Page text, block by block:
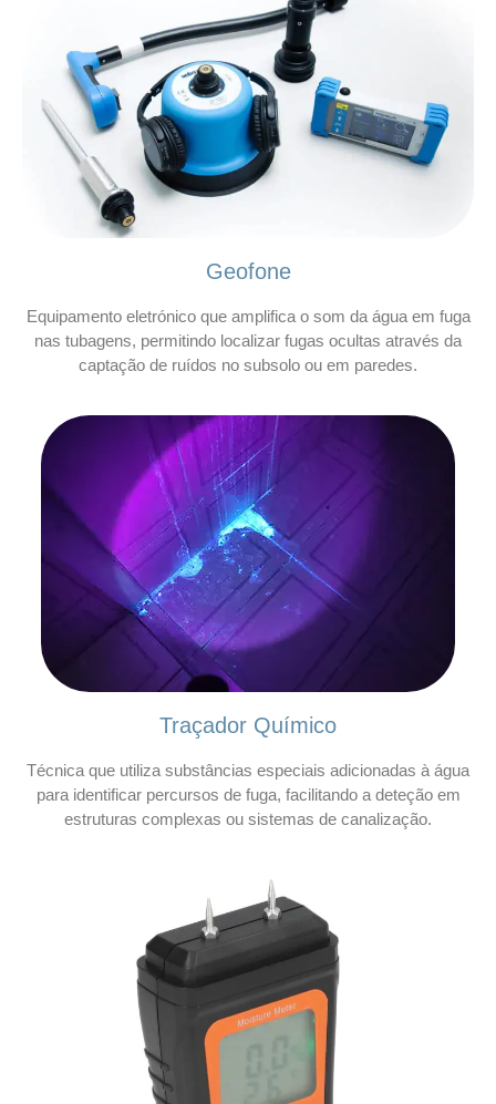
Geofone
Equipamento eletrónico que amplifica o som da água em fuga
nas tubagens, permitindo localizar fugas ocultas através da
captação de ruídos no subsolo ou em paredes.
Traçador Químico
Técnica que utiliza substâncias especiais adicionadas à água
para identificar percursos de fuga, facilitando a deteção em
estruturas complexas ou sistemas de canalização.